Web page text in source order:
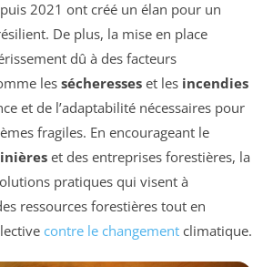
2021 ont créé un élan pour un
De plus, la mise en place
dû à des facteurs
les sécheresses et les incendies
et de l’adaptabilité nécessaires pour
fragiles. En encourageant le
et des entreprises forestières, la
pratiques qui visent à
ressources forestières tout en
contre le changement climatique.